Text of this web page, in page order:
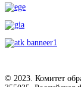
© 2023. Комитет